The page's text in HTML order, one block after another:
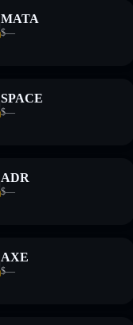
MATA
$—
SPACE
$—
ADR
$—
AXE
$—